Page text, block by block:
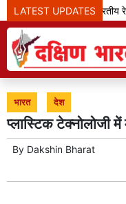
LATEST UPDATES
ओणम के मौके पर भारतीय
भारत देश
प्लास्टिक टेक्नोलोजी में
By Dakshin Bharat